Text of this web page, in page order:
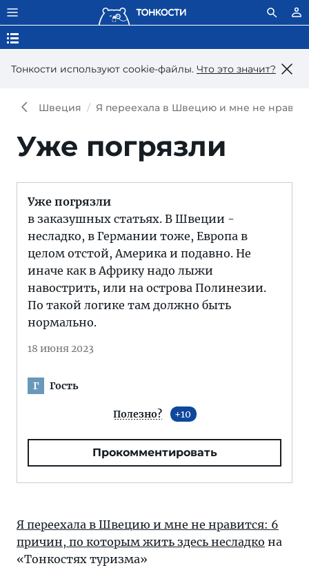
Тонкости используют сookie-файлы. Что это значит?
Швеция Я переехала в Швецию и мне не
Уже погрязли
Уже погрязли
в заказушных статьях. В Швеции -
несладко, в Германии тоже, Европа в
целом отстой, Америка и подавно. Не
иначе как в Африку надо лыжи
навострить, или на острова Полинезии.
По такой логике там должно быть
нормально.
18 июня 2023
Г Гость
Полезно? 10
Прокомментировать
Я переехала в Швецию и мне не нравится: 6
причин, по которым жить здесь несладко на
«Тонкостях туризма»